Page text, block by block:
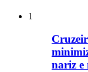
1
nariz e